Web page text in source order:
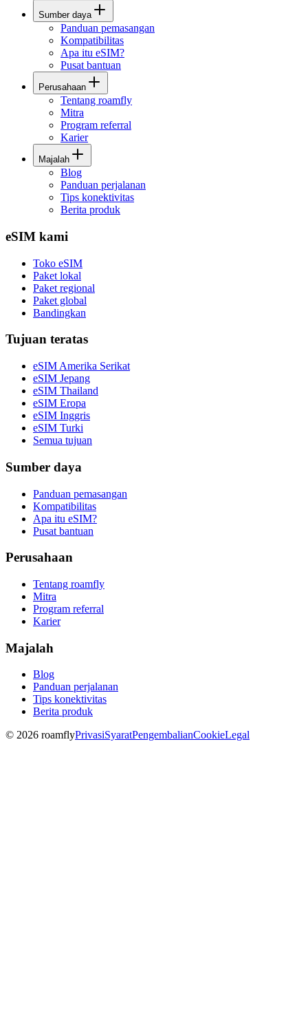
Sumber daya
Panduan pemasangan
Kompatibilitas
Apa itu eSIM?
Pusat bantuan
Perusahaan
Tentang roamfly
Mitra
Program referral
Karier
Majalah
Blog
Panduan perjalanan
Tips konektivitas
Berita produk
eSIM kami
Toko eSIM
Paket lokal
Paket regional
Paket global
Bandingkan
Tujuan teratas
eSIM Amerika Serikat
eSIM Jepang
eSIM Thailand
eSIM Eropa
eSIM Inggris
eSIM Turki
Semua tujuan
Sumber daya
Panduan pemasangan
Kompatibilitas
Apa itu eSIM?
Pusat bantuan
Perusahaan
Tentang roamfly
Mitra
Program referral
Karier
Majalah
Blog
Panduan perjalanan
Tips konektivitas
Berita produk
© 2026 roamflyPrivasiSyaratPengembalianCookieLegal